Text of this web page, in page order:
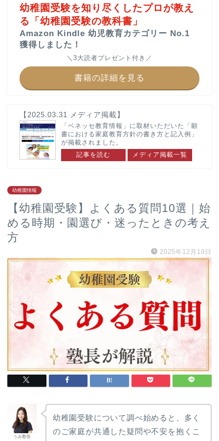
幼稚園受験を知り尽くしたプロが教え
る「幼稚園受験の教科書」
Amazon Kindle 幼児教育カテゴリー No.1
獲得しました！
＼3大読者プレゼント付き／
書籍の詳細を見る
【2025.03.31 メディア掲載】
「ベネッセ教育情報」に取材いただいた「願
書における家庭教育方針の書き方と記入例」
が掲載されました。
記事を読む
メディア掲載一覧
幼稚園情報
【幼稚園受験】よくある質問10選｜始
める時期・園選び・迷ったときの考え
方
2025年12月19日
うみ塾長
幼稚園受験について調べ始めると、多く
のご家庭が共通した疑問や不安を抱くこ
ご依頼までの流れ よくあるご質問
カテゴリー
奈良県
奈良女子大学附属小学校
神奈川県
洗足学園大学附属幼稚園
カリタス幼稚園
幼稚園願書の書き方 幼稚園面接対策
東京都
青山学院幼稚園
昭和女子大学附属昭和こ
ども園
武蔵野東幼稚園
雙葉小学校附属幼稚園
聖学院幼稚園
枝光会附属幼稚園
日本女子体育大学附属み
どり幼稚園
聖ドミニコ学園幼稚園
枝光会駒場幼稚園
目黒サレジオ幼稚園
聖パトリック幼稚園
枝光学園幼稚園
世田谷聖母幼稚園
愛育幼稚園